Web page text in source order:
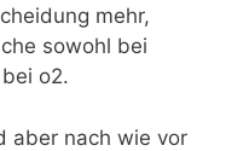
mehr,
sowohl bei
o2.
aber nach wie vor